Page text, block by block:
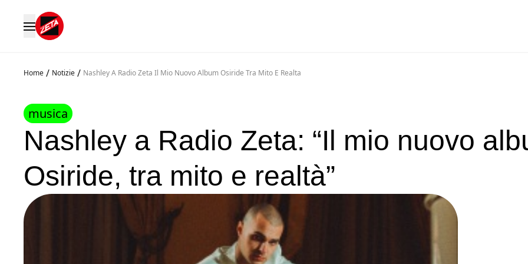
Home / Notizie / Nashley A Radio Zeta Il Mio Nuovo Album Osiride Tra Mito E Realta
musica
Nashley a Radio Zeta: “Il mio nuovo
Osiride, tra mito e realtà”